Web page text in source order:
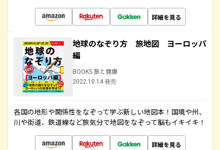
詳細を見る
地球のなぞり方 旅地図 ヨーロッパ
編
BOOKS 旅と健康
2022.10.14 発売
各国の地形や関係性をなぞって学ぶ新しい地図本！国境や州、
川や街道、鉄道線など旅気分で地図をなぞって脳もイキイキ！
詳細を見る